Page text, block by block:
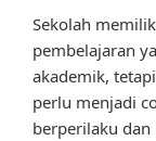
Sekolah
pembelajaran
akademik,
perlu menjadi
berperilaku